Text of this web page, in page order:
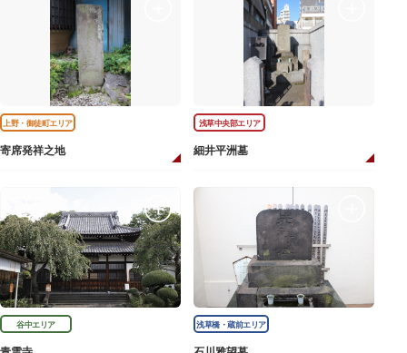
上野・御徒町エリア
寄席発祥之地
浅草中央部エリア
細井平洲墓
谷中エリア 浅草橋・蔵前エリア